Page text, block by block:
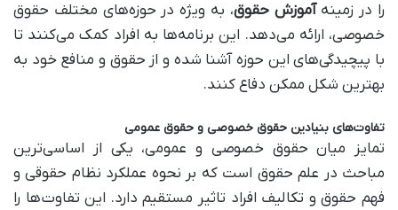
را در زمینهآموزش حقوق، به ویژه در حوزه‌های مختلف حقوق
خصوصی، ارائه می‌دهد. این برنامه‌ها به افراد کمک می‌کنند تا
با پیچیدگی‌های این حوزه آشنا شده و از حقوق و منافع خود به
بهترین شکل ممکن دفاع کنند.
تفاوت‌های بنیادین حقوق خصوصی و حقوق عمومی
تمایز میان حقوق خصوصی و عمومی، یکی از اساسی‌ترین
مباحث در علم حقوق است که بر نحوه عملکرد نظام حقوقی و
فهم حقوق و تکالیف افراد تاثیر مستقیم دارد. این تفاوت‌ها را